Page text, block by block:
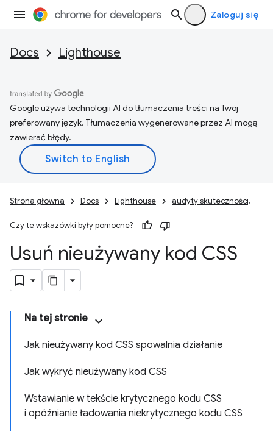
Zaloguj się
Docs Lighthouse
Google używa technologii AI do tłumaczenia treści na Twój
preferowany język. Tłumaczenia wygenerowane przez AI mogą
zawierać błędy.
Strona główna Docs Lighthouse audyty skuteczności,
Czy te wskazówki były pomocne?
Usuń nieużywany kod CSS
Na tej stronie
Jak nieużywany kod CSS spowalnia działanie
Jak wykryć nieużywany kod CSS
Wstawianie w tekście krytycznego kodu CSS
i opóźnianie ładowania niekrytycznego kodu CSS